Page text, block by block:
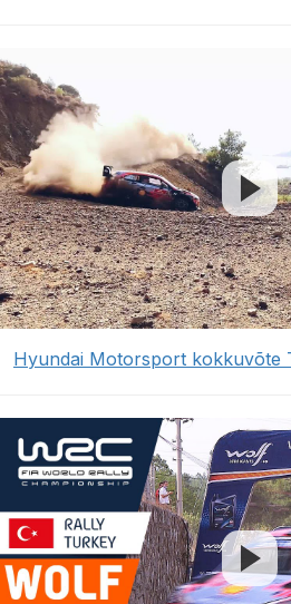
Hyundai Motorsport kokkuvõte